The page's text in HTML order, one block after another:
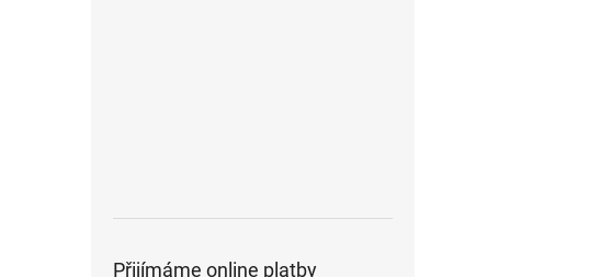
Přijímáme online platby